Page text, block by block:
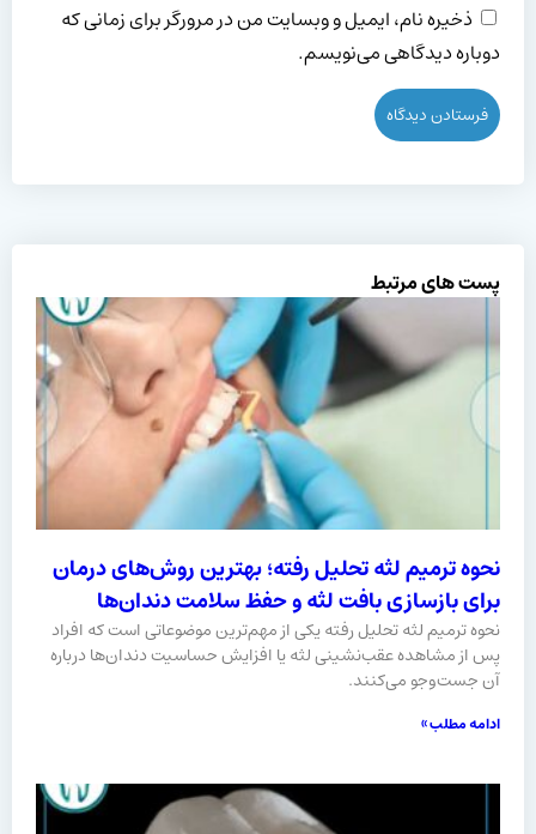
ذخیره نام، ایمیل و وبسایت من در مرورگر برای زمانی که
دوباره دیدگاهی می‌نویسم.
پست های مرتبط
نحوه ترمیم لثه تحلیل رفته؛ بهترین روش‌های درمان
برای بازسازی بافت لثه و حفظ سلامت دندان‌ها
نحوه ترمیم لثه تحلیل رفته یکی از مهم‌ترین موضوعاتی است که افراد
پس از مشاهده عقب‌نشینی لثه یا افزایش حساسیت دندان‌ها درباره
آن جست‌وجو می‌کنند.
ادامه مطلب »